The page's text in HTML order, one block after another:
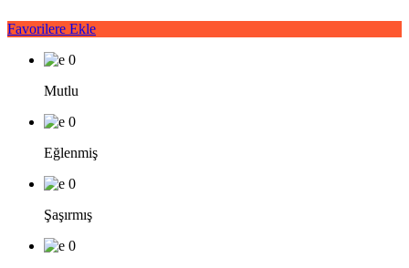
Favorilere Ekle
0
Mutlu
0
Eğlenmiş
0
Şaşırmış
0